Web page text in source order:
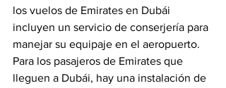
los vuelos de Emirates en Dubái
incluyen un servicio de conserjería para
manejar su equipaje en el aeropuerto.
Para los pasajeros de Emirates que
lleguen a Dubái, hay una instalación de